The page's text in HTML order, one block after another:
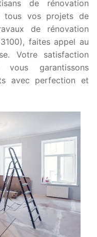
de rénovation
tous vos projets de
de rénovation
faites appel au
Votre satisfaction
garantissons
avec perfection et